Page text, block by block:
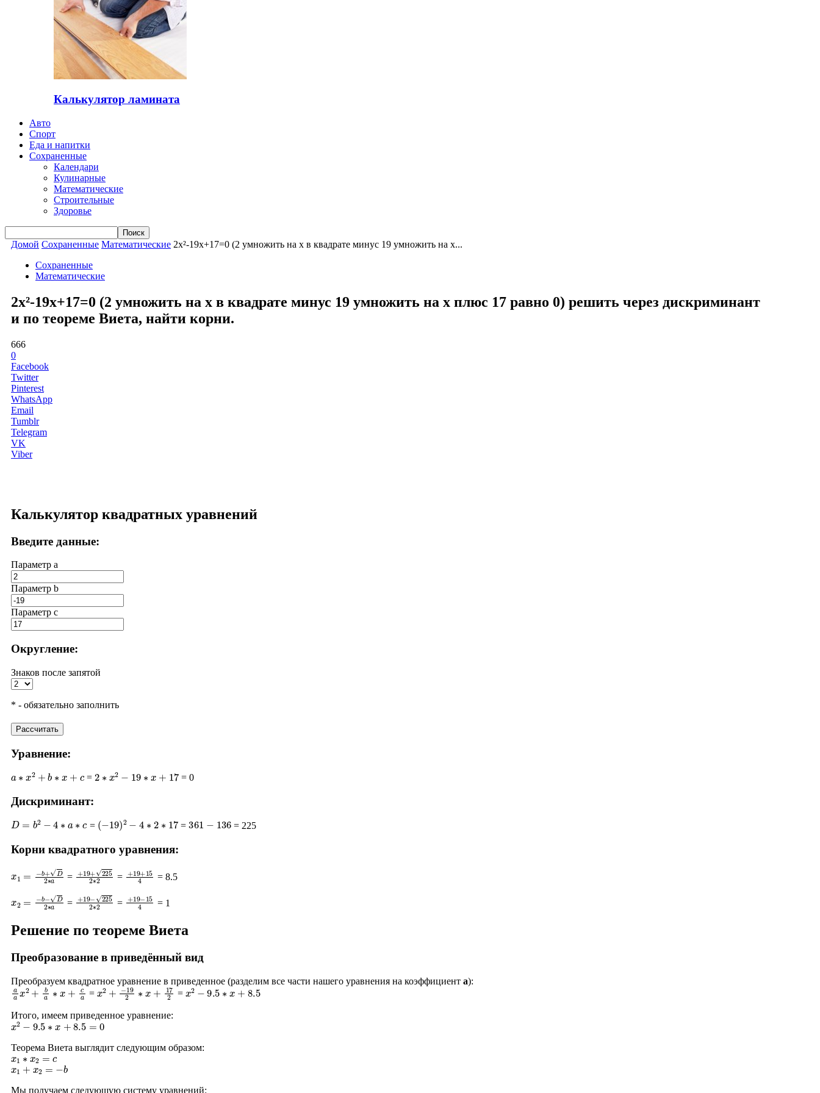
Калькулятор ламината
Авто
Спорт
Еда и напитки
Сохраненные
Календари
Кулинарные
Математические
Строительные
Здоровье
Домой Сохраненные Математические 2x²-19x+17=0 (2 умножить на x в квадрате минус 19 умножить на x...
Сохраненные
Математические
2x²-19x+17=0 (2 умножить на x в квадрате минус 19 умножить на x плюс 17 равно 0) решить через дискриминант
и по теореме Виета, найти корни.
666
0
Facebook
Twitter
Pinterest
WhatsApp
Email
Tumblr
Telegram
VK
Viber
Калькулятор квадратных уравнений
Введите данные:
Параметр a
Параметр b
Параметр с
Округление:
Знаков после запятой
* - обязательно заполнить
Рассчитать
Уравнение:
2 b ∗ = 2 2 19 ∗ 17 = 0
Дискриминант:
D= 2− a = (− 19)2 ∗ ∗ 17 =361 136 = 225
Корни квадратного уравнения:
+ D2∗ = + 19+225 2
= + 19+15 = 8.5
b−D2∗ = +19−225 ∗2
= +19−15 = 1
Решение по теореме Виета
Преобразование в приведённый вид
Преобразуем квадратное уравнение в приведенное (разделим все части нашего уравнения на коэффициент a):
aax2+ba∗x+ca = x2+−192∗x+172 = x2−9.5∗x+8.5
Итого, имеем приведенное уравнение:
x2−9.5∗x+8.5=0
Теорема Виета выглядит следующим образом:
x1∗x2= c
x1 + x2 =− b
Мы получаем следующую систему уравнений: